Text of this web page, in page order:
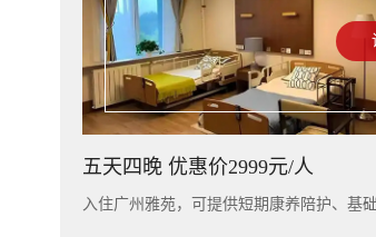
五天四晚 优惠价2999元/人